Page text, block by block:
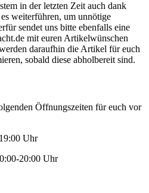
in der letzten Zeit auch dank
weiterführen, um unnötige
sendet uns bitte ebenfalls eine
mit euren Artikelwünschen
daraufhin die Artikel für euch
sobald diese abholbereit sind.
Öffnungszeiten für euch vor
Uhr
20:00 Uhr